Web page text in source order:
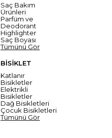
Saç Bakım
Ürünleri
Parfüm ve
Deodorant
Highlighter
Saç Boyası
Tümünü Gör
BİSİKLET
Katlanır
Bisikletler
Elektrikli
Bisikletler
Dağ Bisikletleri
Çocuk Bisikletleri
Tümünü Gör